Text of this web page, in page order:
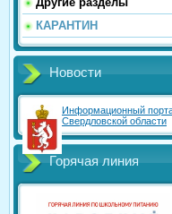
КАРАНТИН
Новости
Информационный
Свердловской области
Горячая линия